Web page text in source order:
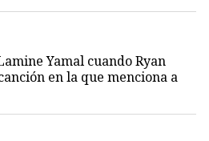
Yamal cuando Ryan
en la que menciona a